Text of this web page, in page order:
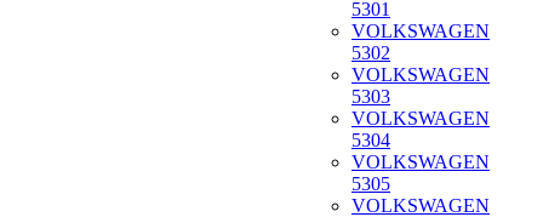
5301
VOLKSWAGEN
5302
VOLKSWAGEN
5303
VOLKSWAGEN
5304
VOLKSWAGEN
5305
VOLKSWAGEN